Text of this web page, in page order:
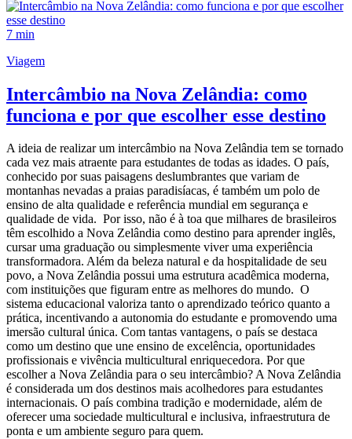
7 min
Viagem
Intercâmbio na Nova Zelândia: como
funciona e por que escolher esse destino
A ideia de realizar um intercâmbio na Nova Zelândia tem se tornado
cada vez mais atraente para estudantes de todas as idades. O país,
conhecido por suas paisagens deslumbrantes que variam de
montanhas nevadas a praias paradisíacas, é também um polo de
ensino de alta qualidade e referência mundial em segurança e
qualidade de vida. Por isso, não é à toa que milhares de brasileiros
têm escolhido a Nova Zelândia como destino para aprender inglês,
cursar uma graduação ou simplesmente viver uma experiência
transformadora. Além da beleza natural e da hospitalidade de seu
povo, a Nova Zelândia possui uma estrutura acadêmica moderna,
com instituições que figuram entre as melhores do mundo. O
sistema educacional valoriza tanto o aprendizado teórico quanto a
prática, incentivando a autonomia do estudante e promovendo uma
imersão cultural única. Com tantas vantagens, o país se destaca
como um destino que une ensino de excelência, oportunidades
profissionais e vivência multicultural enriquecedora. Por que
escolher a Nova Zelândia para o seu intercâmbio? A Nova Zelândia
é considerada um dos destinos mais acolhedores para estudantes
internacionais. O país combina tradição e modernidade, além de
oferecer uma sociedade multicultural e inclusiva, infraestrutura de
ponta e um ambiente seguro para quem.